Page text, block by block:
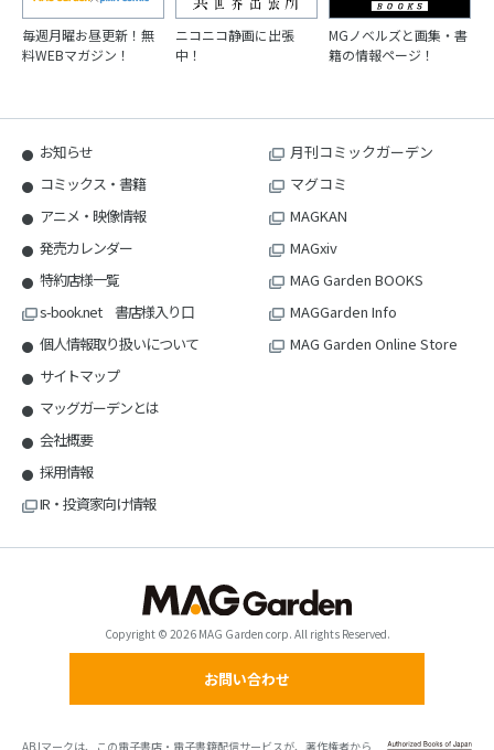
毎週月曜お昼更新！無
料WEBマガジン！
ニコニコ静画に出張
中！
MGノベルズと画集・書
籍の情報ページ！
お知らせ
コミックス・書籍
アニメ・映像情報
発売カレンダー
特約店様一覧
s-book.net 書店様入り口
個人情報取り扱いについて
サイトマップ
マッグガーデンとは
会社概要
採用情報
IR・投資家向け情報
月刊コミックガーデン
マグコミ
MAGKAN
MAGxiv
MAG Garden BOOKS
MAGGarden Info
MAG Garden Online Store
Copyright © 2026 MAG Garden corp. All rights Reserved.
お問い合わせ
ABJマークは、この電子書店・電子書籍配信サービスが、著作権者から